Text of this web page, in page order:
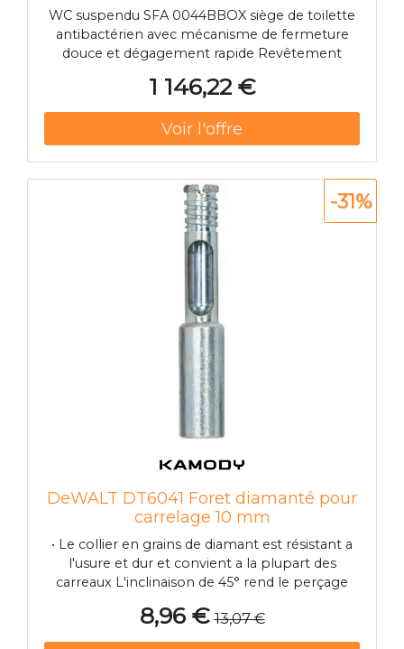
WC suspendu SFA 0044BBOX siège de toilette
antibactérien avec mécanisme de fermeture
douce et dégagement rapide Revêtement
l/min Raccordement de conduite de pression
DN 32/40 mm Alimentation 220-240V/50Hz
Puissance du moteur 550 W Poids 45kg avec
clapet anti-retour
1 146,22 €
DeWALT DT6041 Foret diamanté pour
carrelage 10 mm
• Le collier en grains de diamant est résistant a
l'usure et dur et convient a la plupart des
carreaux L'inclinaison de 45° rend le perçage
refroidissement de l'eau • La fente d'éjection
facilite le retrait de la carotte résiduelle apres le
8,96 € 13,07 €
-31%